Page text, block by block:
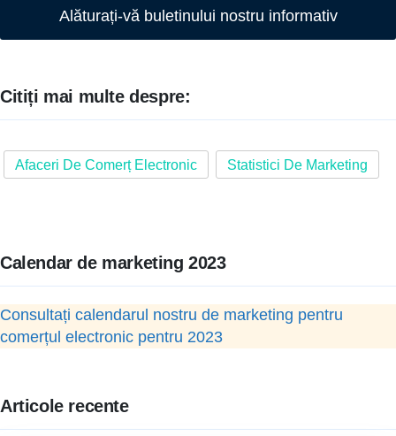
Alăturați-vă buletinului nostru informativ
Citiți mai multe despre:
Afaceri De Comerț Electronic Statistici De Marketing
Calendar de marketing 2023
Consultați calendarul nostru de marketing pentru
comerțul electronic pentru 2023
Articole recente